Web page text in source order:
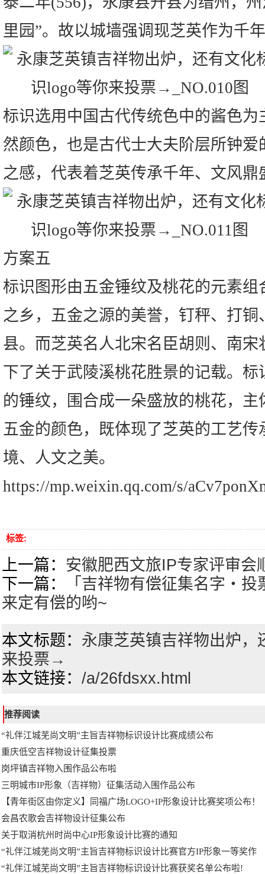
里园”。故以城墙强调现芝英作为千
标识选用中国古代传统色中的酱色
然颜色，也是古代士大夫阶层所钟
之感，代表着芝英传承千年、文风鼎
方案五
标识图形由五金锤纹及桃花的元素
之乡，五金之源的美誉，钉秤、打
县。而芝英名人北宋名臣胡则、南
下了关于武陵溪桃花胜景的记载。
的锤纹，围合成一朵盛放的桃花，
五金的颜色，既体现了芝英的工艺
境、人文之美。
https://mp.weixin.qq.com/s/
标签:
上一篇： 安徽肥西文旅IP专家评审会
下一篇：
「吉祥物有偿征集名字・投
来定有偿的哟~
本文标题： 永康芝英镇吉祥物出炉，
来投票→
本文链接： /a/26fdsxx.html
推荐阅读
“礼伴江城芜尚文明”主旨吉祥物标识设计比赛成绩公布
重庆低空吉祥物设计征集投票
岗坪镇吉祥物入围作品公布啦
三明城市IP形象（吉祥物）征集活动入围作品公布
【青年街区由你定义】同福广场LOGO+IP形象设计比赛奖项公布！
会昌农歌会吉祥物设计征集公布
关于取消杭州时尚中心IP形象设计比赛的通知
“礼伴江城芜尚文明”主旨吉祥物标识设计比赛官方IP形象一等奖作
“礼伴江城芜尚文明”主旨吉祥物标识设计比赛获奖名单公布啦!